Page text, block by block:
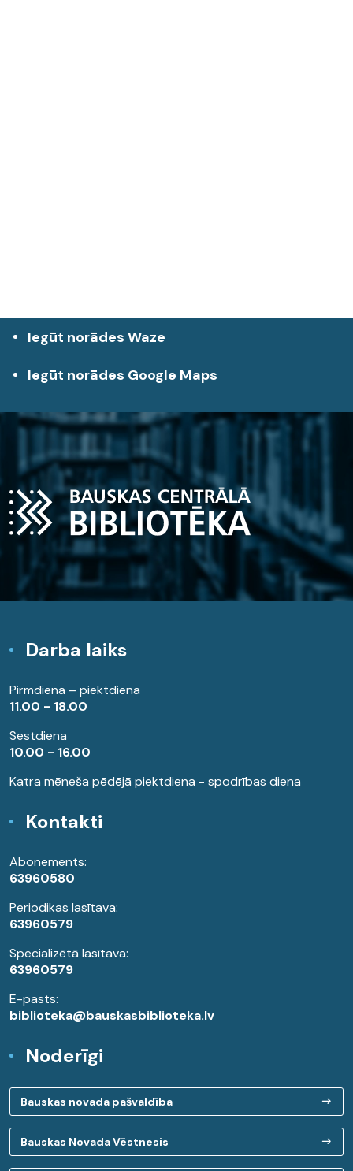
Iegūt norādes Waze
Iegūt norādes Google Maps
Darba laiks
Pirmdiena – piektdiena
11.00 - 18.00
Sestdiena
10.00 - 16.00
Katra mēneša pēdējā piektdiena - spodrības diena
Kontakti
Abonements:
63960580
Periodikas lasītava:
63960579
Specializētā lasītava:
63960579
E-pasts:
biblioteka@bauskasbiblioteka.lv
Noderīgi
Bauskas novada pašvaldība
Bauskas Novada Vēstnesis